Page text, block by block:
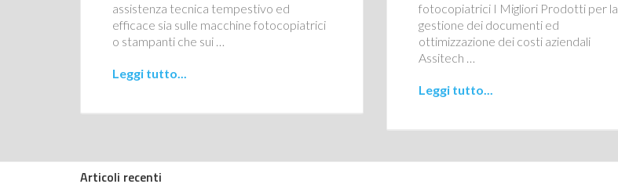
assistenza tecnica tempestivo ed
efficace sia sulle macchine fotocopiatrici
o stampanti che sui …
Leggi tutto...
fotocopiatrici I Migliori Prodotti per la
gestione dei documenti ed
ottimizzazione dei costi aziendali
Assitech …
Leggi tutto...
Articoli recenti